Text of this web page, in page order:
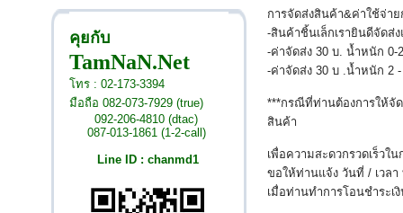
คุยกับ
TamNaN.Net
โทร : 02-173-3394
มือถือ 082-073-7929 (true)
092-206-4810 (dtac)
087-013-1861 (1-2-call)
Line ID : chanmd1
การจัดส่งสินค้า&ค่าใช้จ่าย
-สินค้าชิ้นเล็กเรายินดีจัดส่
-ค่าจัดส่ง 30 บ. น้ำหนัก 0-
-ค่าจัดส่ง 30 บ .น้ำหนัก 2
***กรณีที่ท่านต้องการให้จั
สินค้า
เพื่อความสะดวกรวดเร็วใ
ขอให้ท่านแจ้ง วันที่ / เวล
เมื่อท่านทำการโอนชำระเ